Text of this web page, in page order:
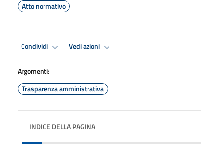
Atto normativo
Condividi Vedi azioni
Argomenti:
Trasparenza amministrativa
INDICE DELLA PAGINA